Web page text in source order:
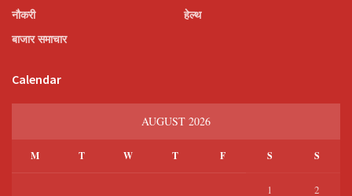
नौकरी
बाजार समाचार
हेल्थ
Calendar
AUGUST 2026
M T W T F S S
1 2